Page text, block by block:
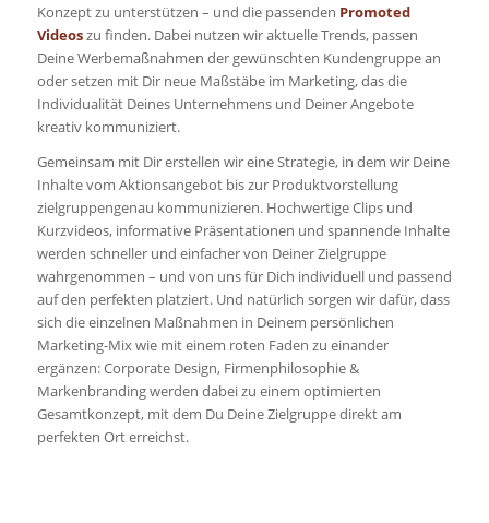
Konzept zu unterstützen – und die passenden Promoted
Videoszu finden. Dabei nutzen wir aktuelle Trends, passen
Deine Werbemaßnahmen der gewünschten Kundengruppe an
oder setzen mit Dir neue Maßstäbe im Marketing, das die
Individualität Deines Unternehmens und Deiner Angebote
kreativ kommuniziert.
Gemeinsam mit Dir erstellen wir eine Strategie, in dem wir Deine
Inhalte vom Aktionsangebot bis zur Produktvorstellung
zielgruppengenau kommunizieren. Hochwertige Clips und
Kurzvideos, informative Präsentationen und spannende Inhalte
werden schneller und einfacher von Deiner Zielgruppe
wahrgenommen – und von uns für Dich individuell und passend
auf den perfekten platziert. Und natürlich sorgen wir dafür, dass
sich die einzelnen Maßnahmen in Deinem persönlichen
Marketing-Mix wie mit einem roten Faden zu einander
ergänzen: Corporate Design, Firmenphilosophie &
Markenbranding werden dabei zu einem optimierten
Gesamtkonzept, mit dem Du Deine Zielgruppe direkt am
perfekten Ort erreichst.